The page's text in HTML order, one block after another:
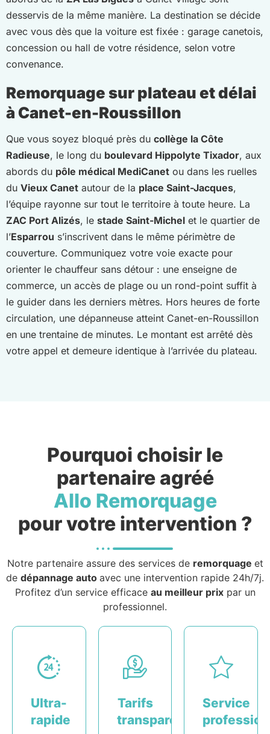
desservis de la même manière. La destination se décide
avec vous dès que la voiture est fixée : garage canetois,
concession ou hall de votre résidence, selon votre
convenance.
Remorquage sur plateau et délai
à Canet-en-Roussillon
Que vous soyez bloqué près du collège la Côte
Radieuse, le long du boulevard Hippolyte Tixador, aux
abords du pôle médical MediCanet ou dans les ruelles
du Vieux Canet autour de la place Saint-Jacques,
l’équipe rayonne sur tout le territoire à toute heure. La
ZAC Port Alizés, le stade Saint-Michel et le quartier de
l’Esparrou s’inscrivent dans le même périmètre de
couverture. Communiquez votre voie exacte pour
orienter le chauffeur sans détour : une enseigne de
commerce, un accès de plage ou un rond-point suffit à
le guider dans les derniers mètres. Hors heures de forte
circulation, une dépanneuse atteint Canet-en-Roussillon
en une trentaine de minutes. Le montant est arrêté dès
votre appel et demeure identique à l’arrivée du plateau.
Pourquoi choisir le
partenaire agréé
Allo Remorquage
pour votre intervention ?
Notre partenaire assure des services de remorquage et
de dépannage auto avec une intervention rapide 24h/7j.
Profitez d’un service efficace au meilleur prixpar un
professionnel.
Ultra-
rapide
Tarifs
transparents
Service